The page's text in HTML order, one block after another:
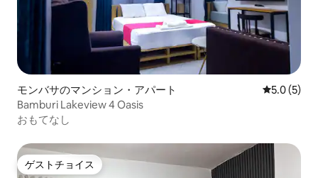
モンバサのマンション・アパート レビュー5
5.0 (5)
Bamburi Lakeview 4 Oasis
おもてなし
ゲストチョイス
ゲストチョイス